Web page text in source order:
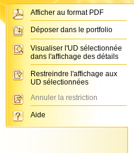
Afficher au format PDF
Déposer dans le portfolio
Visualiser l'UD sélectionnée
dans l'affichage des détails
Restreindre l'affichage aux
UD sélectionnées
Annuler la restriction
Aide